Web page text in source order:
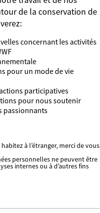
de la conservation de
concernant les activités
pour un mode de vie
participatives
pour nous soutenir
passionnants
à l’étranger, merci de vous
personnelles ne peuvent être
internes ou à d’autres fins